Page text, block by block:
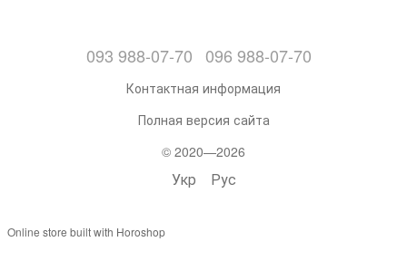
093 988-07-70 096 988-07-70
Контактная информация
Полная версия сайта
© 2020—2026
Укр Рус
Online store built with Horoshop